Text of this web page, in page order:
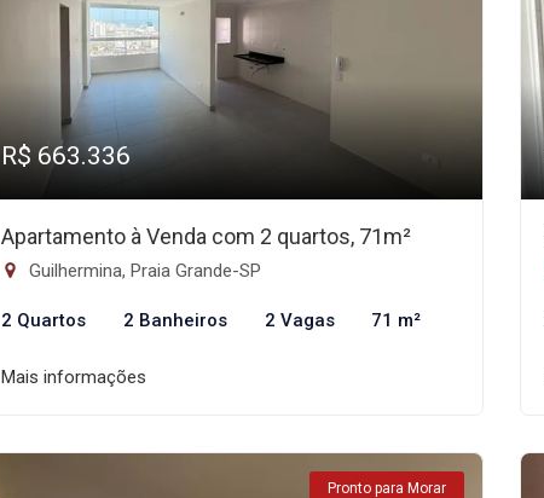
R$ 663.336
Apartamento à Venda com 2 quartos, 71m²
Guilhermina, Praia Grande-SP
2 Quartos 2 Banheiros 2 Vagas 71 m²
Mais informações
Pronto para Morar